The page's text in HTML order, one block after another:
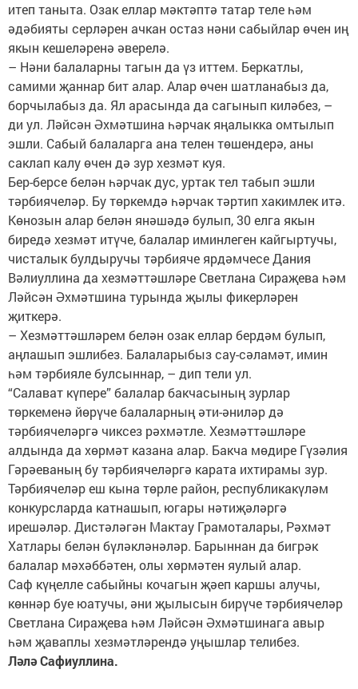
итеп таныта. Озак еллар мәктәптә татар теле һәм
әдәбияты серләрен ачкан остаз нәни сабыйлар өчен иң
якын кешеләренә әверелә.
– Нәни балаларны тагын да үз иттем. Беркатлы,
самими җаннар бит алар. Алар өчен шатланабыз да,
борчылабыз да. Ял арасында да сагынып киләбез, –
ди ул. Ләйсән Әхмәтшина һәрчак яңалыкка омтылып
эшли. Сабый балаларга ана телен төшендерә, аны
саклап калу өчен дә зур хезмәт куя.
Бер-берсе белән һәрчак дус, уртак тел табып эшли
тәрбиячеләр. Бу төркемдә һәрчак тәртип хакимлек итә.
Көнозын алар белән янәшәдә булып, 30 елга якын
биредә хезмәт итүче, балалар иминлеген кайгыртучы,
чисталык булдыручы тәрбияче ярдәмчесе Дания
Вәлиуллина да хезмәттәшләре Светлана Сираҗева һәм
Ләйсән Әхмәтшина турында җылы фикерләрен
җиткерә.
– Хезмәттәшләрем белән озак еллар бердәм булып,
аңлашып эшлибез. Балаларыбыз сау-сәламәт, имин
һәм тәрбияле булсыннар, – дип тели ул.
“Салават күпере” балалар бакчасының зурлар
төркеменә йөрүче балаларның әти-әниләр дә
тәрбиячеләргә чиксез рәхмәтле. Хезмәттәшләре
алдында да хөрмәт казана алар. Бакча мөдире Гүзәлия
Гәрәеваның бу тәрбиячеләргә карата ихтирамы зур.
Тәрбиячеләр еш кына төрле район, республикакүләм
конкурсларда катнашып, югары нәтиҗәләргә
ирешәләр. Дистәләгән Мактау Грамоталары, Рәхмәт
Хатлары белән бүләкләнәләр. Барыннан да бигрәк
балалар мәхәббәтен, олы хөрмәтен яулый алар.
Саф күңелле сабыйны кочагын җәеп каршы алучы,
көннәр буе юатучы, әни җылысын бирүче тәрбиячеләр
Светлана Сираҗева һәм Ләйсән Әхмәтшинага авыр
һәм җаваплы хезмәтләрендә уңышлар телибез.
Ләлә Сафиуллина.